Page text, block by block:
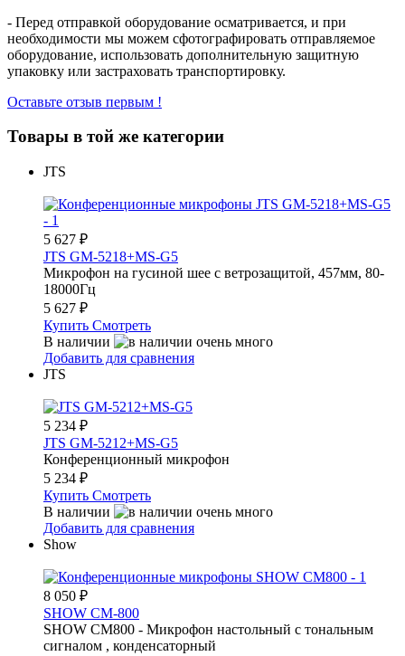
- Перед отправкой оборудование осматривается, и при
необходимости мы можем сфотографировать отправляемое
оборудование, использовать дополнительную защитную
упаковку или застраховать транспортировку.
Оставьте отзыв первым !
Товары в той же категории
JTS
5 627 ₽
JTS GM-5218+MS-G5
Микрофон на гусиной шее с ветрозащитой, 457мм, 80-
18000Гц
5 627 ₽
Купить Смотреть
В наличии
Добавить для сравнения
JTS
5 234 ₽
JTS GM-5212+MS-G5
Конференционный микрофон
5 234 ₽
Купить Смотреть
В наличии
Добавить для сравнения
Show
8 050 ₽
SHOW CM-800
SHOW CM800 - Микрофон настольный с тональным
сигналом , конденсаторный